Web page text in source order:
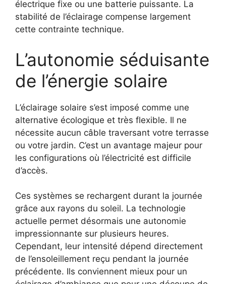
électrique fixe ou une batterie puissante. La
stabilité de l’éclairage compense largement
cette contrainte technique.
L’autonomie séduisante
de l’énergie solaire
L’éclairage solaire s’est imposé comme une
alternative écologique et très flexible. Il ne
nécessite aucun câble traversant votre terrasse
ou votre jardin. C’est un avantage majeur pour
les configurations où l’électricité est difficile
d’accès.
Ces systèmes se rechargent durant la journée
grâce aux rayons du soleil. La technologie
actuelle permet désormais une autonomie
impressionnante sur plusieurs heures.
Cependant, leur intensité dépend directement
de l’ensoleillement reçu pendant la journée
précédente. Ils conviennent mieux pour un